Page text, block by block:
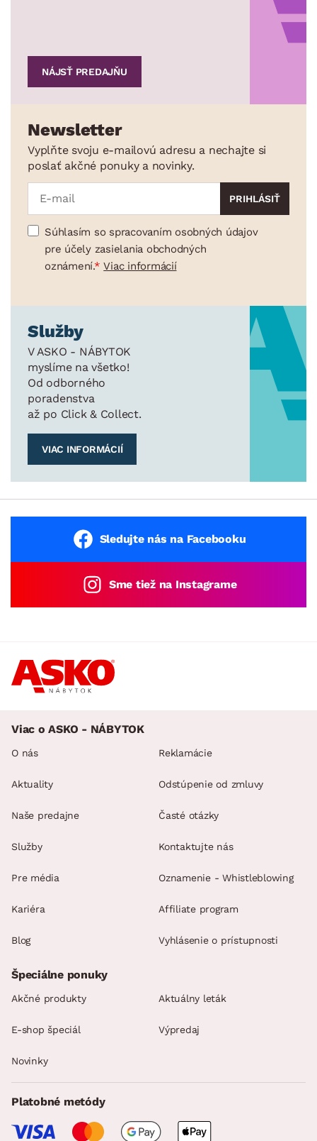
NÁJSŤ PREDAJŇU
Newsletter
Vyplňte svoju e-mailovú adresu a nechajte si
poslať akčné ponuky a novinky.
Súhlasím so spracovaním osobných údajov
pre účely zasielania obchodných
oznámení.
Viac informácií
Služby
V ASKO - NÁBYTOK
myslíme na všetko!
Od odborného
poradenstva
až po Click & Collect.
VIAC INFORMÁCIÍ
Sledujte nás na Facebooku
Sme tiež na Instagrame
Viac o ASKO - NÁBYTOK
O nás
Aktuality
Naše predajne
Služby
Pre média
Kariéra
Blog
Reklamácie
Odstúpenie od zmluvy
Časté otázky
Kontaktujte nás
Oznamenie - Whistleblowing
Affiliate program
Vyhlásenie o prístupnosti
Špeciálne ponuky
Akčné produkty Aktuálny leták
E-shop špeciál Výpredaj
Novinky
Platobné metódy